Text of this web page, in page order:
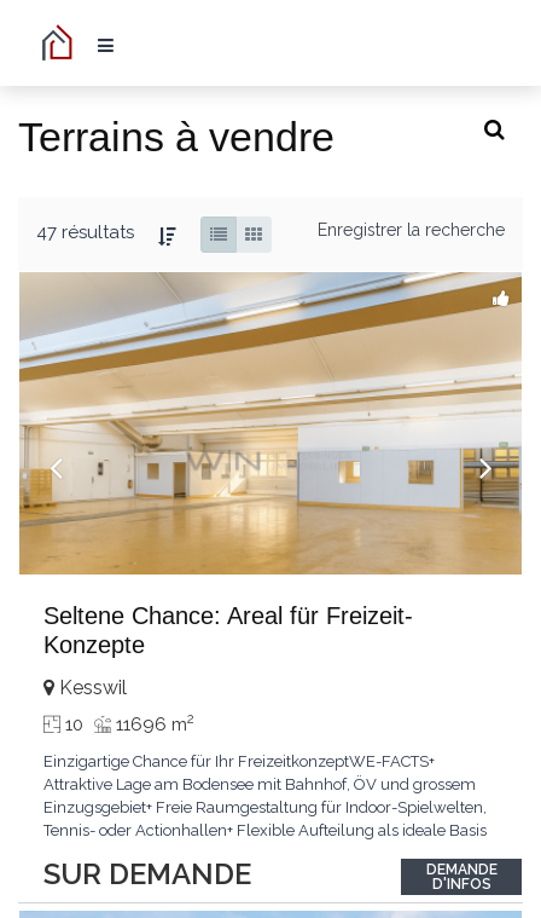
Terrains à vendre
47 résultats Enregistrer la recherche
Seltene Chance: Areal für Freizeit-
Konzepte
SUR DEMANDE
Kesswil
10 11696 m2
Einzigartige Chance für Ihr FreizeitkonzeptWE-FACTS+
Attraktive Lage am Bodensee mit Bahnhof, ÖV und grossem
Einzugsgebiet+ Freie Raumgestaltung für Indoor-Spielwelten,
Tennis- oder Actionhallen+ Flexible Aufteilung als ideale Basis
FreizeitanbieterKLARTEXT: Hier finden Sie viel Platz für Ihr
ertragsstarkes Grossprojekt.Interessiert? JETZT...
DEMANDE
D'INFOS